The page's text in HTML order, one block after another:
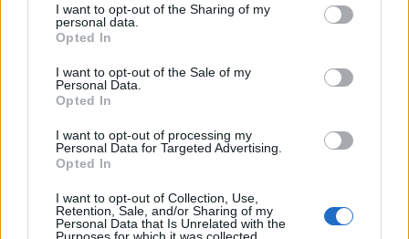
not limited to your visit or usage behaviour. You may click to
grant or deny consent to Google and its third-party tags to
use your data for below specified purposes in below Google
consent section.
I want to opt-out of the Sharing of my
personal data.
Opted In
I want to opt-out of the Sale of my
Personal Data.
Opted In
I want to opt-out of processing my
Personal Data for Targeted Advertising.
Opted In
I want to opt-out of Collection, Use,
Retention, Sale, and/or Sharing of my
Personal Data that Is Unrelated with the
Purposes for which it was collected.
Compra tu coche de segunda mano en
Heycar
¿Estás pensando en renovar tu coche? Apostar por…